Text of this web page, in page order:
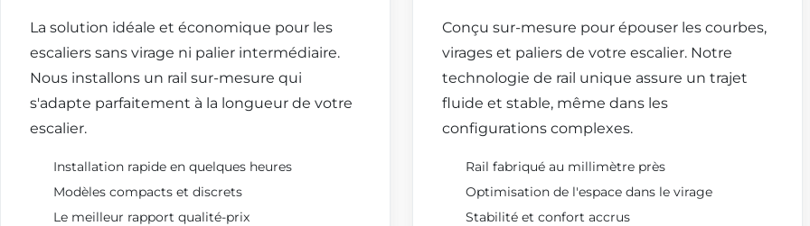
La solution idéale et économique pour les
escaliers sans virage ni palier intermédiaire.
Nous installons un rail sur-mesure qui
s'adapte parfaitement à la longueur de votre
escalier.
Installation rapide en quelques heures
Modèles compacts et discrets
Le meilleur rapport qualité-prix
Conçu sur-mesure pour épouser les courbes,
virages et paliers de votre escalier. Notre
technologie de rail unique assure un trajet
fluide et stable, même dans les
configurations complexes.
Rail fabriqué au millimètre près
Optimisation de l'espace dans le virage
Stabilité et confort accrus